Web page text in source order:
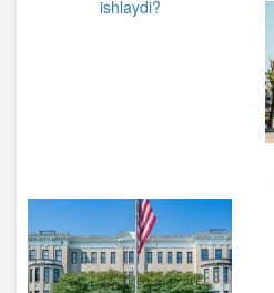
ishlaydi?